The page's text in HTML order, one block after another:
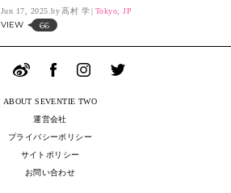
Jun 17, 2025. 高村 学 Tokyo, JP
VIEW 66
ABOUT SEVENTIE TWO
運営会社
プライバシーポリシー
サイトポリシー
お問い合わせ